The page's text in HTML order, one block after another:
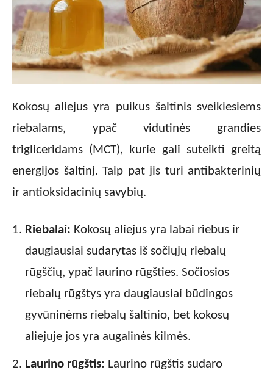
Kokosų aliejus yra puikus šaltinis sveikiesiems
riebalams, ypač vidutinės grandies
trigliceridams (MCT), kurie gali suteikti greitą
energijos šaltinį. Taip pat jis turi antibakterinių
ir antioksidacinių savybių.
Riebalai: Kokosų aliejus yra labai riebus ir
daugiausiai sudarytas iš sočiųjų riebalų
rūgščių, ypač laurino rūgšties. Sočiosios
riebalų rūgštys yra daugiausiai būdingos
gyvūninėms riebalų šaltinio, bet kokosų
aliejuje jos yra augalinės kilmės.
Laurino rūgštis: Laurino rūgštis sudaro